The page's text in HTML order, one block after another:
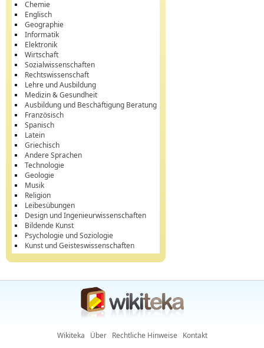
Chemie
Englisch
Geographie
Informatik
Elektronik
Wirtschaft
Sozialwissenschaften
Rechtswissenschaft
Lehre und Ausbildung
Medizin & Gesundheit
Ausbildung und Beschäftigung Beratung
Französisch
Spanisch
Latein
Griechisch
Andere Sprachen
Technologie
Geologie
Musik
Religion
Leibesübungen
Design und Ingenieurwissenschaften
Bildende Kunst
Psychologie und Soziologie
Kunst und Geisteswissenschaften
Wikiteka Über Rechtliche Hinweise Kontakt